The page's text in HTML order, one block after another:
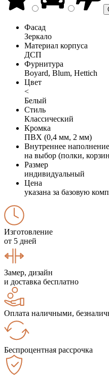
Фасад
Зеркало
Материал корпуса
ДСП
Фурнитура
Boyard, Blum, Hettich
Цвет
<
Белый
Стиль
Классический
Кромка
ПВХ (0,4 мм, 2 мм)
Внутреннее наполнение
на выбор (полки,
Размер
индивидуальный
Цена
указана за базовую
Изготовление
от 5 дней
Замер, дизайн
и доставка бесплатно
Оплата наличными,
Беспроцентная рассрочка